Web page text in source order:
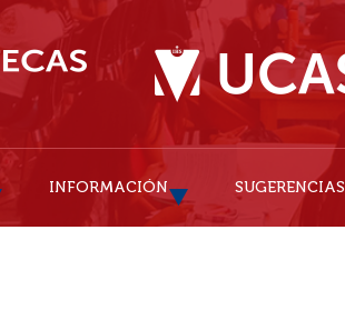
INFORMACIÓN SUGERENCIAS